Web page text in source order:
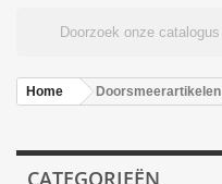
Home Doorsmeerartikelen
CATEGORIEËN